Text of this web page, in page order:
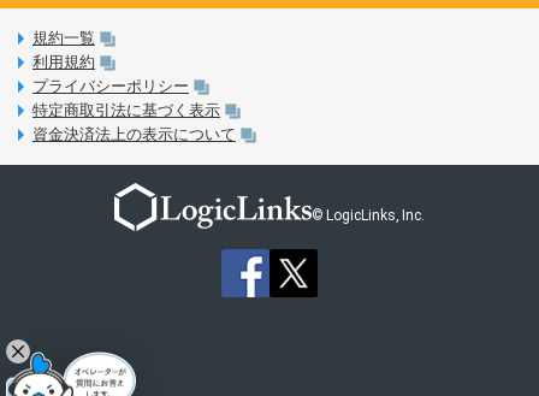
LinksStoreについて
3Dセキュアについて
未成年者の方のご契約
通信制限について
動作確認済み端末一覧
ご意見・ご要望
LinksMateのサービスについて
LPについて
おすすめプラン
お申し込み方法
あんさんぶるスターズ！！Music
規約一覧
利用規約
プライバシーポリシー
特定商取引法に基づく表示
資金決済法上の表示について
© LogicLinks, Inc.